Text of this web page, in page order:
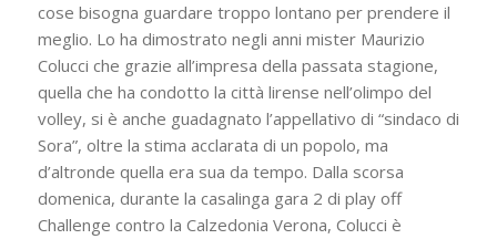
cose bisogna guardare troppo lontano per prendere il
meglio. Lo ha dimostrato negli anni mister Maurizio
Colucci che grazie all’impresa della passata stagione,
quella che ha condotto la città lirense nell’olimpo del
volley, si è anche guadagnato l’appellativo di “sindaco di
Sora”, oltre la stima acclarata di un popolo, ma
d’altronde quella era sua da tempo. Dalla scorsa
domenica, durante la casalinga gara 2 di play off
Challenge contro la Calzedonia Verona, Colucci è